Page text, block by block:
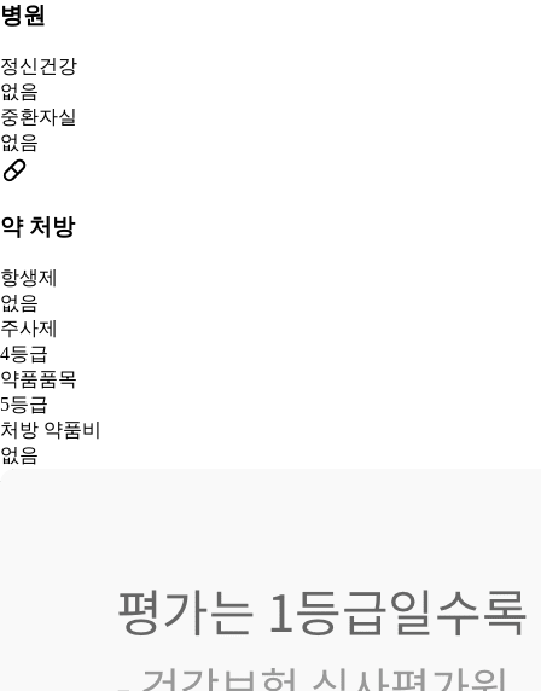
병원
정신건강
없음
중환자실
없음
약 처방
항생제
없음
주사제
4등급
약품품목
5등급
처방 약품비
없음